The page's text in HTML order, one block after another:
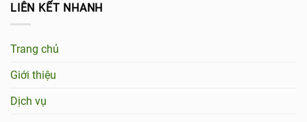
LIÊN KẾT NHANH
Trang chủ
Giới thiệu
Dịch vụ